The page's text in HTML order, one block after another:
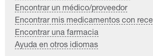
Encontrar un médico/proveedor
Encontrar mis medicamentos con
Encontrar una farmacia
Ayuda en otros idiomas